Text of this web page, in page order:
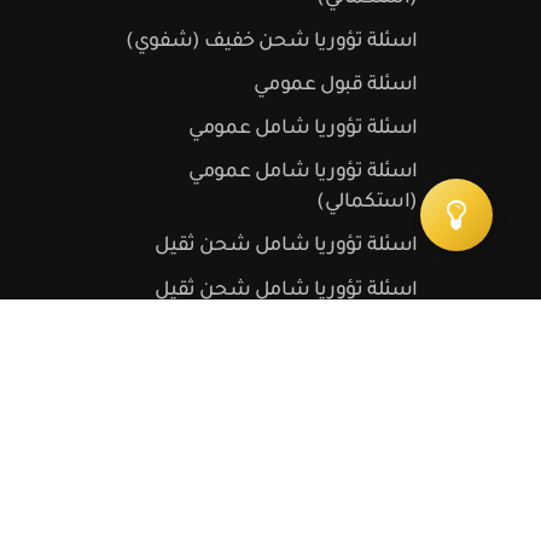
اسئلة تؤوريا شحن خفيف (شفوي)
اسئلة قبول عمومي
اسئلة تؤوريا شامل عمومي
اسئلة تؤوريا شامل عمومي
(استكمالي)
اسئلة تؤوريا شامل شحن ثقيل
اسئلة تؤوريا شامل شحن ثقيل